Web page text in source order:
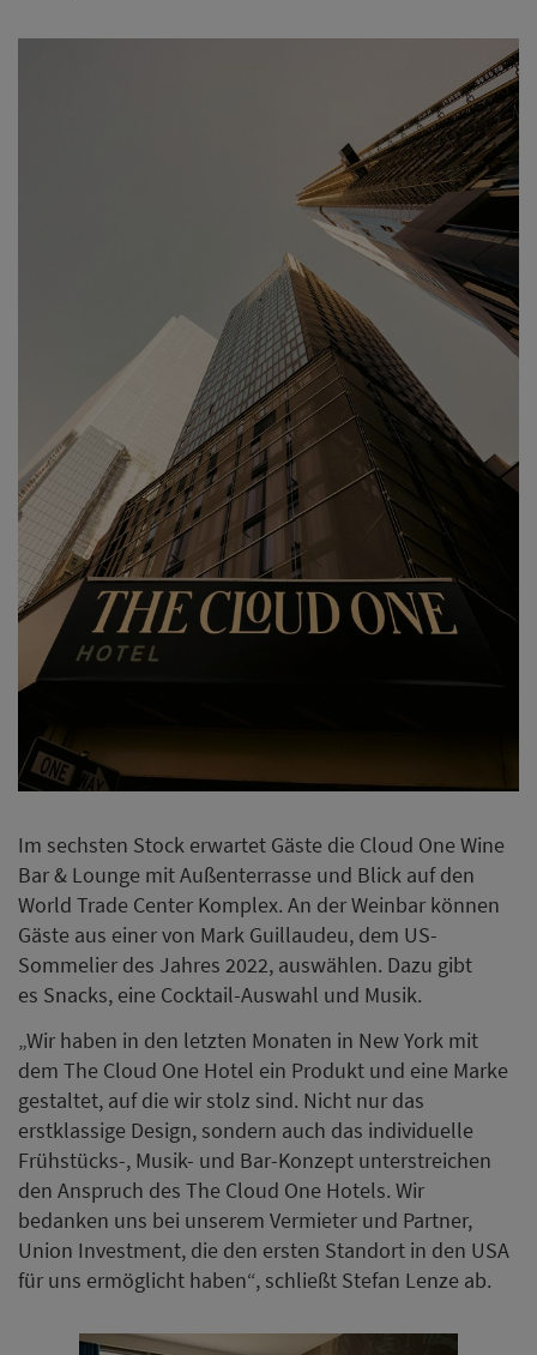
Im sechsten Stock erwartet Gäste die Cloud One Wine
Bar & Lounge mit Außenterrasse und Blick auf den
World Trade Center Komplex. An der Weinbar können
Gäste aus einer von Mark Guillaudeu, dem US-
Sommelier des Jahres 2022, auswählen. Dazu gibt
es Snacks, eine Cocktail-Auswahl und Musik.
„Wir haben in den letzten Monaten in New York mit
dem The Cloud One Hotel ein Produkt und eine Marke
gestaltet, auf die wir stolz sind. Nicht nur das
erstklassige Design, sondern auch das individuelle
Frühstücks-, Musik- und Bar-Konzept unterstreichen
den Anspruch des The Cloud One Hotels. Wir
bedanken uns bei unserem Vermieter und Partner,
Union Investment, die den ersten Standort in den USA
für uns ermöglicht haben“, schließt Stefan Lenze ab.